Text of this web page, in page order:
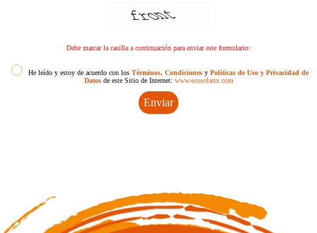
Debe marcar la casilla a continuación para enviar este formulario:
He leído y estoy de acuerdo con los Términos, Condiciones y Políticas de Uso y Privacidad de
Datosde este Sitio de Internet: www.ecosolarix.com